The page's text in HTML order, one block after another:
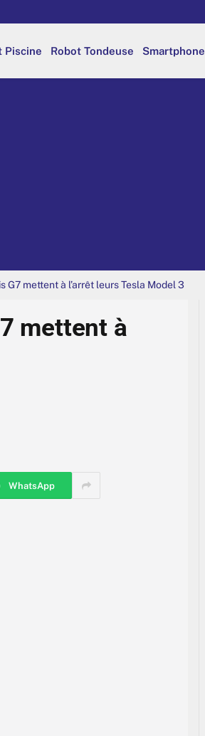
Piscine Robot Tondeuse Smartphone
G7 mettent à l’arrêt leurs Tesla Model 3
mettent à
WhatsApp